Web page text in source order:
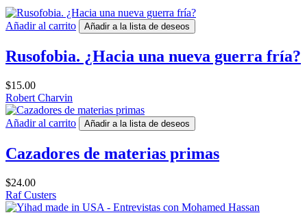
Añadir al carrito Añadir a la lista de deseos
Rusofobia. ¿Hacia una nueva guerra fría?
$15.00
Robert Charvin
Añadir al carrito Añadir a la lista de deseos
Cazadores de materias primas
$24.00
Raf Custers